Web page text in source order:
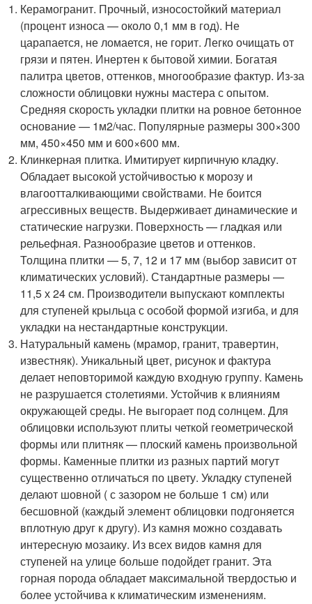
Керамогранит. Прочный, износостойкий материал
(процент износа — около 0,1 мм в год). Не
царапается, не ломается, не горит. Легко очищать от
грязи и пятен. Инертен к бытовой химии. Богатая
палитра цветов, оттенков, многообразие фактур. Из-за
сложности облицовки нужны мастера с опытом.
Средняя скорость укладки плитки на ровное бетонное
основание — 1м2/час. Популярные размеры 300×300
мм, 450×450 мм и 600×600 мм.
Клинкерная плитка. Имитирует кирпичную кладку.
Обладает высокой устойчивостью к морозу и
влагоотталкивающими свойствами. Не боится
агрессивных веществ. Выдерживает динамические и
статические нагрузки. Поверхность — гладкая или
рельефная. Разнообразие цветов и оттенков.
Толщина плитки — 5, 7, 12 и 17 мм (выбор зависит от
климатических условий). Стандартные размеры —
11,5 х 24 см. Производители выпускают комплекты
для ступеней крыльца с особой формой изгиба, и для
укладки на нестандартные конструкции.
Натуральный камень (мрамор, гранит, травертин,
известняк). Уникальный цвет, рисунок и фактура
делает неповторимой каждую входную группу. Камень
не разрушается столетиями. Устойчив к влияниям
окружающей среды. Не выгорает под солнцем. Для
облицовки используют плиты четкой геометрической
формы или плитняк — плоский камень произвольной
формы. Каменные плитки из разных партий могут
существенно отличаться по цвету. Укладку ступеней
делают шовной ( с зазором не больше 1 см) или
бесшовной (каждый элемент облицовки подгоняется
вплотную друг к другу). Из камня можно создавать
интересную мозаику. Из всех видов камня для
ступеней на улице больше подойдет гранит. Эта
горная порода обладает максимальной твердостью и
более устойчива к климатическим изменениям.